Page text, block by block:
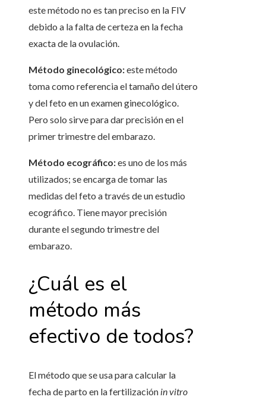
este método no es tan preciso en la FIV
debido a la falta de certeza en la fecha
exacta de la ovulación.
Método ginecológico:este método
toma como referencia el tamaño del útero
y del feto en un examen ginecológico.
Pero solo sirve para dar precisión en el
primer trimestre del embarazo.
Método ecográfico:es uno de los más
utilizados; se encarga de tomar las
medidas del feto a través de un estudio
ecográfico. Tiene mayor precisión
durante el segundo trimestre del
embarazo.
¿Cuál es el
método más
efectivo de todos?
El método que se usa para calcular la
fecha de parto en la fertilización in vitro